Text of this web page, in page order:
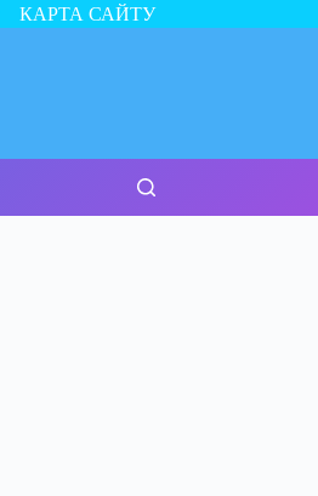
КАРТА САЙТУ